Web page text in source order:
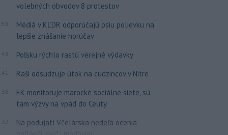
volebných obvodov 8 protestov
Médiá v KĽDR odporúčajú psiu polievku na
lepšie znášanie horúčav
Poľsku rýchlo rastú verejné výdavky
Raši odsudzuje útok na cudzincov v Nitre
EK monitoruje marocké sociálne siete, sú
tam výzvy na vpád do Ceuty
Na podujatí Včelárska nedeľa ocenia